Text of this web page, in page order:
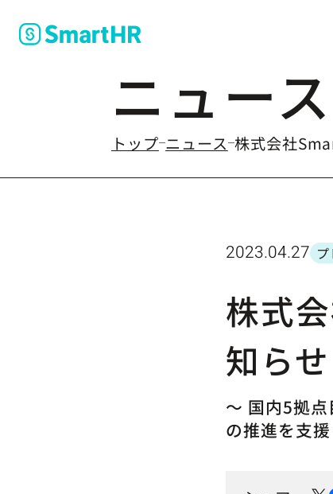
ニュース
トップ ニュースのなかの
株式会社
2023.04.27
株式
知らせ
〜 国内5拠点
の推進を支